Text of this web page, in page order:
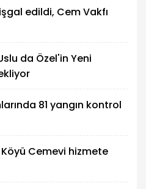
edildi, Cem Vakfı
da Özel'in Yeni
81 yangın kontrol
Cemevi hizmete